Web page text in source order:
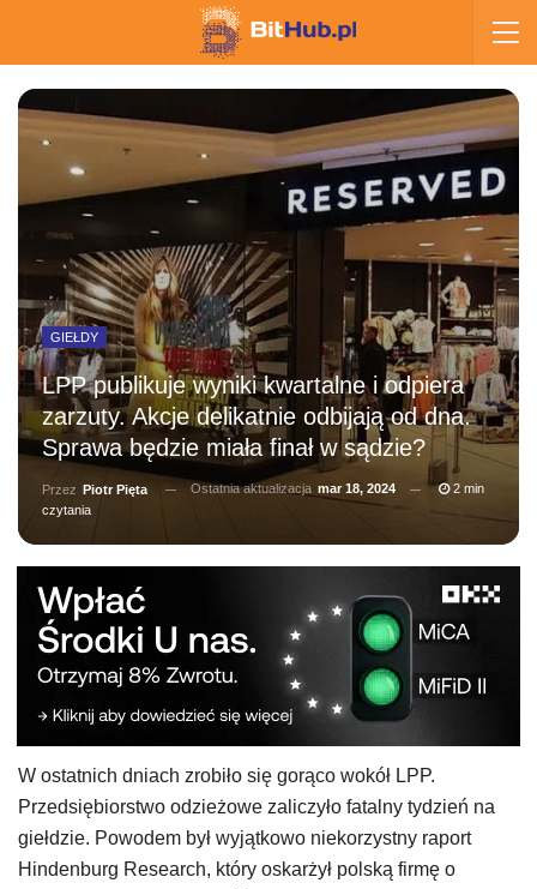
GIEŁDY
LPP publikuje wyniki kwartalne i odpiera
zarzuty. Akcje delikatnie odbijają od dna.
Sprawa będzie miała finał w sądzie?
Przez Piotr Pięta Ostatnia aktualizacja mar 18, 2024
2 min
czytania
W ostatnich dniach zrobiło się gorąco wokół LPP.
Przedsiębiorstwo odzieżowe zaliczyło fatalny tydzień na
giełdzie. Powodem był wyjątkowo niekorzystny raport
Hindenburg Research, który oskarżył polską firmę o